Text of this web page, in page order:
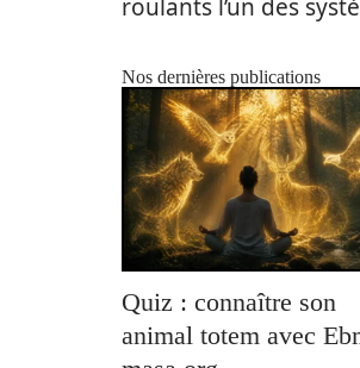
roulants l’un des
Nos dernières publications
Quiz : connaître son
animal totem avec